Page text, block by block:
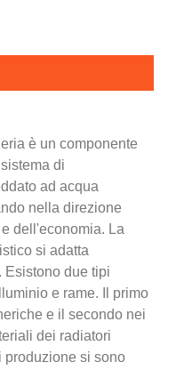
è un componente
di
ad acqua
nella direzione
dell'economia. La
si adatta
Esistono due tipi
e rame. Il primo
e il secondo nei
dei radiatori
produzione si sono